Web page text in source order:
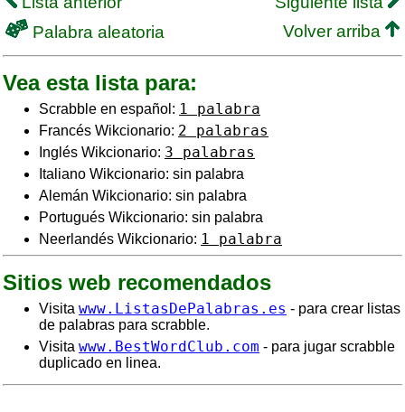
Palabra aleatoria
Volver arriba
Vea esta lista para:
Scrabble en español: 1 palabra
Francés Wikcionario: 2 palabras
Inglés Wikcionario: 3 palabras
Italiano Wikcionario: sin palabra
Alemán Wikcionario: sin palabra
Portugués Wikcionario: sin palabra
Neerlandés Wikcionario: 1 palabra
Sitios web recomendados
Visita www.ListasDePalabras.es - para crear listas
de palabras para scrabble.
Visita www.BestWordClub.com - para jugar scrabble
duplicado en linea.